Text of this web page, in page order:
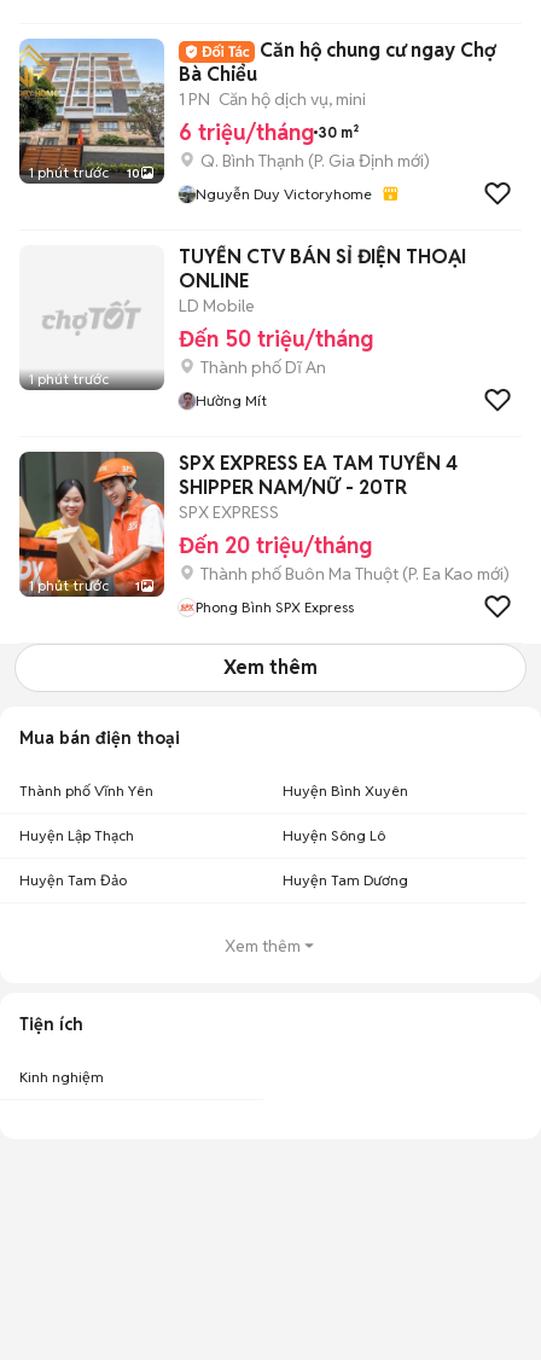
1 phút trước 10
Căn hộ chung cư ngay Chợ
Bà Chiểu
1 PN Căn hộ dịch vụ, mini
6 triệu/tháng 30 m²
Q. Bình Thạnh (P. Gia Định mới)
Nguyễn Duy Victoryhome
1 phút trước
TUYỂN CTV BÁN SỈ ĐIỆN THOẠI
ONLINE
LD Mobile
Đến 50 triệu/tháng
Thành phố Dĩ An
Hường Mít
1 phút trước 1
SPX EXPRESS EA TAM TUYỂN 4
SHIPPER NAM/NỮ - 20TR
SPX EXPRESS
Đến 20 triệu/tháng
Thành phố Buôn Ma Thuột (P. Ea Kao mới)
Phong Bình SPX Express
Xem thêm
Mua bán điện thoại
Thành phố Vĩnh Yên Huyện Bình Xuyên
Huyện Lập Thạch Huyện Sông Lô
Huyện Tam Đảo Huyện Tam Dương
Xem thêm
Tiện ích
Kinh nghiệm